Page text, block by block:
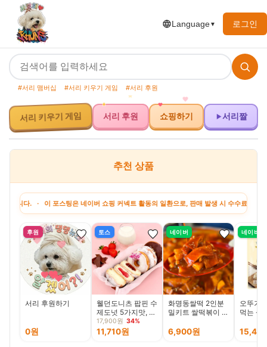
Language▼ 로그인
#서리 맴버십 #서리 키우기 게임 #서리 후원
서리 키우기 게임 서리 후원 쇼핑하기 서리짤
추천 상품
· 이 포스팅은 네이버 쇼핑 커넥트 활동의 일환으로, 판매 발생 시 수수료를 제공받
후원
서리 후원하기
0원
토스
웰던도니츠 팝핀 수
제도넛 5가지맛, 15
개입, 1세트
17,900원 34%
11,710원
네이버
화명동쌀떡 2인분
밀키트 쌀떡볶이 가
6,900원
네이버
오뚜기
먹는 삼